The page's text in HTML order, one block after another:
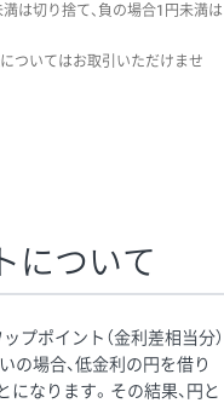
は切り捨て、負の場合1円未満は
ついてはお取引いただけませ
について
プポイント（金利差相当分）
の場合、低金利の円を借り
なります。その結果、円と